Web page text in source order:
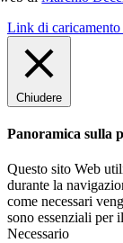
Link di caricamento
Chiudere
Panoramica sulla
Questo sito Web
durante la
come necessari
sono essenziali per
Necessario